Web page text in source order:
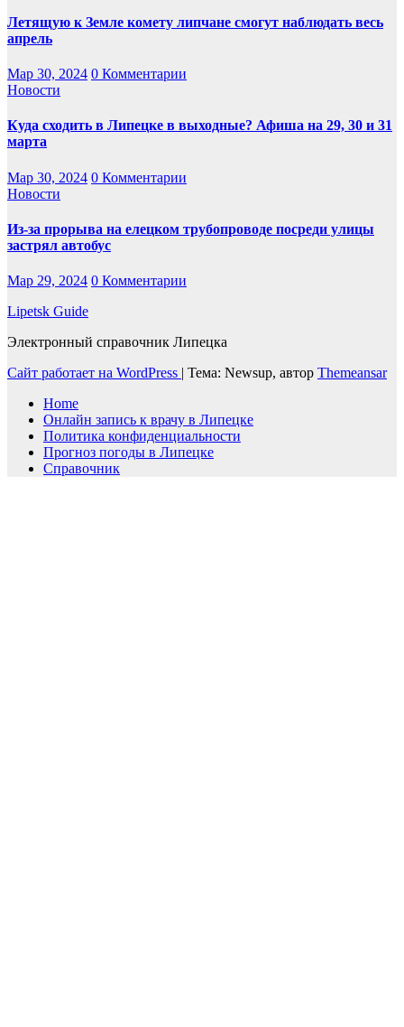
Летящую к Земле комету липчане смогут наблюдать весь
апрель
Мар 30, 2024 0 Комментарии
Новости
Куда сходить в Липецке в выходные? Афиша на 29, 30 и 31
марта
Мар 30, 2024 0 Комментарии
Новости
Из-за прорыва на елецком трубопроводе посреди улицы
застрял автобус
Мар 29, 2024 0 Комментарии
Lipetsk Guide
Электронный справочник Липецка
Сайт работает на WordPress | Тема: Newsup, автор Themeansar
Home
Онлайн запись к врачу в Липецке
Политика конфиденциальности
Прогноз погоды в Липецке
Справочник